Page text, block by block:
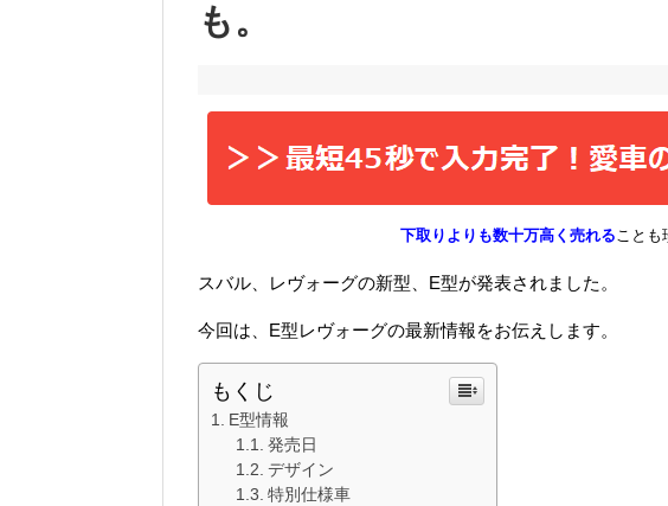
も。
下取りよりも数十万高く売れることも
スバル、レヴォーグの新型、E型が発表されました。
今回は、E型レヴォーグの最新情報をお伝えします。
もくじ
E型情報
発売日
デザイン
特別仕様車